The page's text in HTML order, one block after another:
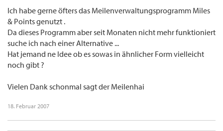
Ich habe gerne öfters das Meilenverwaltungsprogramm Miles
& Points genutzt .
Da dieses Programm aber seit Monaten nicht mehr funktioniert
suche ich nach einer Alternative ...
Hat jemand ne Idee ob es sowas in ähnlicher Form vielleicht
noch gibt ?
Vielen Dank schonmal sagt der Meilenhai
18. Februar 2007